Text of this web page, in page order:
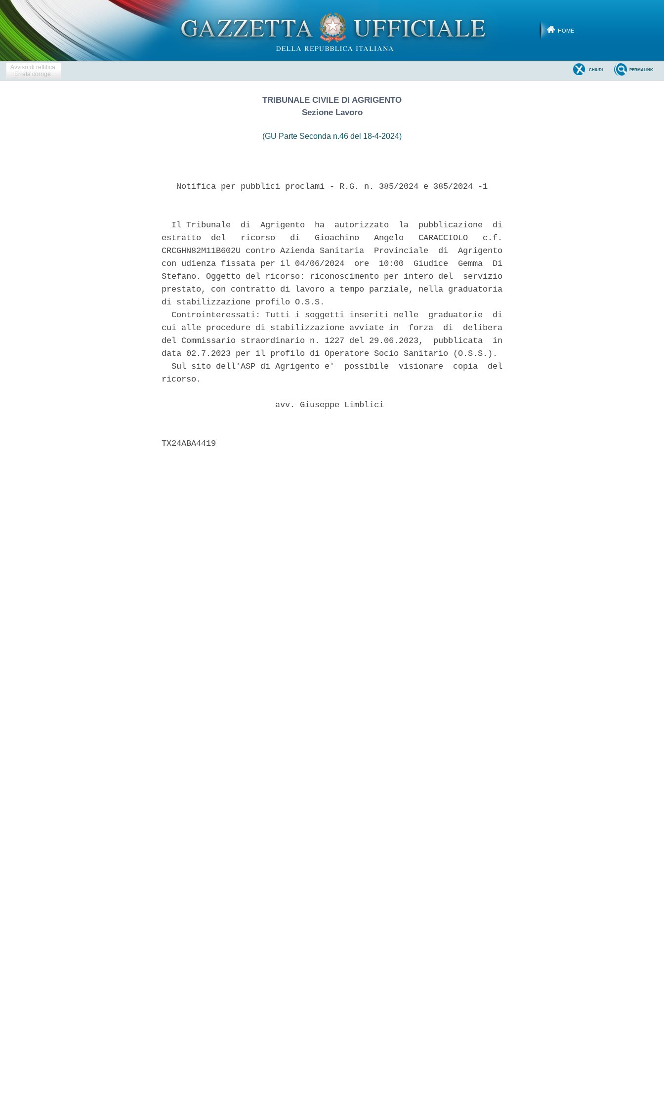
HOME
Avviso di rettifica
Errata corrige
PERMALINK
CHIUDI
TRIBUNALE CIVILE DI AGRIGENTO
Sezione Lavoro
(GU Parte Seconda n.46 del 18-4-2024)
   Notifica per pubblici proclami - R.G. n. 385/2024 e 385/2024 -1
  Il Tribunale  di  Agrigento  ha  autorizzato  la  pubblicazione  di
estratto  del   ricorso   di   Gioachino   Angelo   CARACCIOLO   c.f.
CRCGHN82M11B602U contro Azienda Sanitaria  Provinciale  di  Agrigento
con udienza fissata per il 04/06/2024  ore  10:00  Giudice  Gemma  Di
Stefano. Oggetto del ricorso: riconoscimento per intero del  servizio
prestato, con contratto di lavoro a tempo parziale, nella graduatoria
di stabilizzazione profilo O.S.S.
  Controinteressati: Tutti i soggetti inseriti nelle  graduatorie  di
cui alle procedure di stabilizzazione avviate in  forza  di  delibera
del Commissario straordinario n. 1227 del 29.06.2023,  pubblicata  in
data 02.7.2023 per il profilo di Operatore Socio Sanitario (O.S.S.).
  Sul sito dell'ASP di Agrigento e'  possibile  visionare  copia  del
ricorso.
                       avv. Giuseppe Limblici